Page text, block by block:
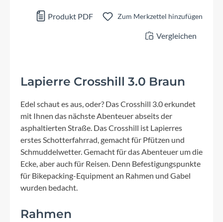
Produkt PDF Zum Merkzettel hinzufügen
Vergleichen
Lapierre Crosshill 3.0 Braun
Edel schaut es aus, oder? Das Crosshill 3.0 erkundet
mit Ihnen das nächste Abenteuer abseits der
asphaltierten Straße. Das Crosshill ist Lapierres
erstes Schotterfahrrad, gemacht für Pfützen und
Schmuddelwetter. Gemacht für das Abenteuer um die
Ecke, aber auch für Reisen. Denn Befestigungspunkte
für Bikepacking-Equipment an Rahmen und Gabel
wurden bedacht.
Rahmen